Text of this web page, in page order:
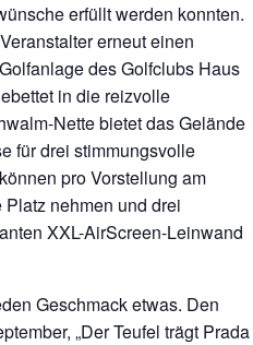
erfüllt werden konnten.
erneut einen
des Golfclubs Haus
in die reizvolle
Nette bietet das Gelände
für drei stimmungsvolle
pro Vorstellung am
nehmen und drei
XXL-AirScreen-Leinwand
Geschmack etwas. Den
„Der Teufel trägt Prada